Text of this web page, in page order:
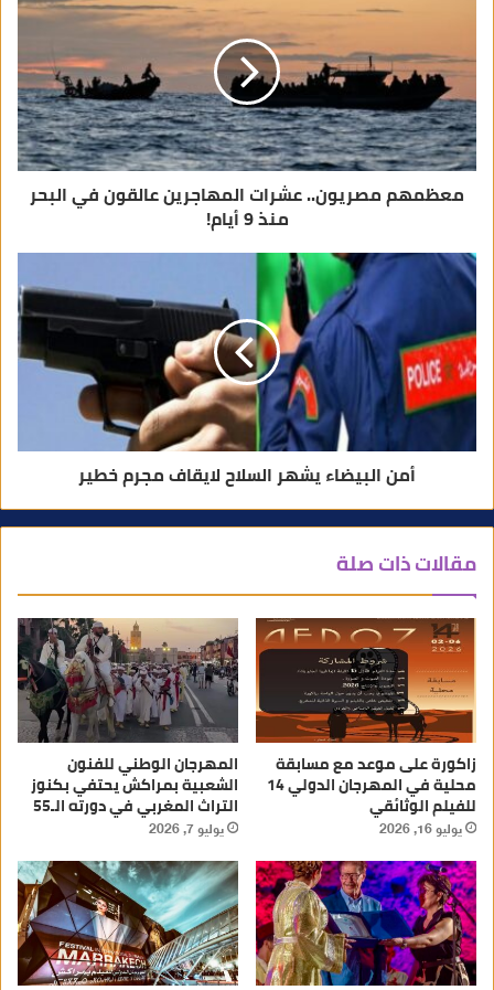
ت
و
ن
ي
معظمهم مصريون.. عشرات المهاجرين عالقون في البحر
منذ 9 أيام!
أمن البيضاء يشهر السلاح لايقاف مجرم خطير
مقالات ذات صلة
زاكورة على موعد مع مسابقة
محلية في المهرجان الدولي 14
للفيلم الوثائقي
يوليو 16, 2026
المهرجان الوطني للفنون
الشعبية بمراكش يحتفي بكنوز
التراث المغربي في دورته الـ55
يوليو 7, 2026